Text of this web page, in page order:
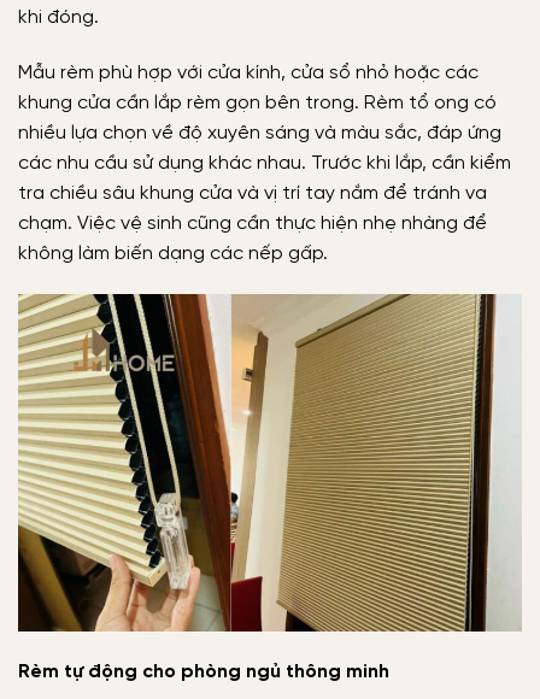
khi đóng.
Mẫu rèm phù hợp với cửa kính, cửa sổ nhỏ hoặc các
khung cửa cần lắp rèm gọn bên trong. Rèm tổ ong có
nhiều lựa chọn về độ xuyên sáng và màu sắc, đáp ứng
các nhu cầu sử dụng khác nhau. Trước khi lắp, cần kiểm
tra chiều sâu khung cửa và vị trí tay nắm để tránh va
chạm. Việc vệ sinh cũng cần thực hiện nhẹ nhàng để
không làm biến dạng các nếp gấp.
Rèm tự động cho phòng ngủ thông minh